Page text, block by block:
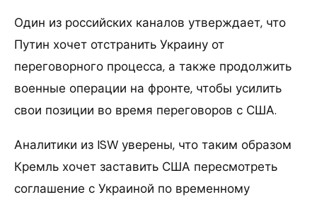
Один из российских каналов утверждает, что
Путин хочет отстранить Украину от
переговорного процесса, а также продолжить
военные операции на фронте, чтобы усилить
свои позиции во время переговоров с США.
Аналитики из ISW уверены, что таким образом
Кремль хочет заставить США пересмотреть
соглашение с Украиной по временному